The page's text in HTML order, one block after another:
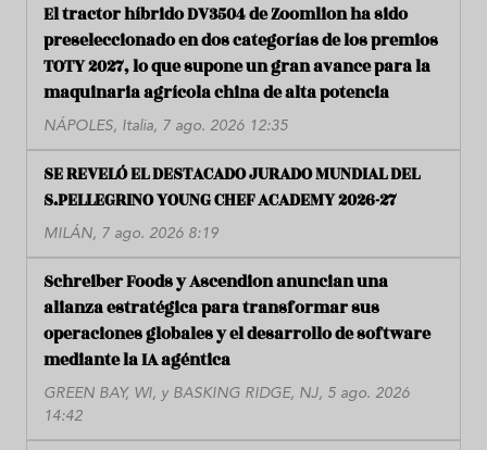
El tractor híbrido DV3504 de Zoomlion ha sido
preseleccionado en dos categorías de los premios
TOTY 2027, lo que supone un gran avance para la
maquinaria agrícola china de alta potencia
NÁPOLES, Italia, 7 ago. 2026 12:35
SE REVELÓ EL DESTACADO JURADO MUNDIAL DEL
S.PELLEGRINO YOUNG CHEF ACADEMY 2026-27
MILÁN, 7 ago. 2026 8:19
Schreiber Foods y Ascendion anuncian una
alianza estratégica para transformar sus
operaciones globales y el desarrollo de software
mediante la IA agéntica
GREEN BAY, WI, y BASKING RIDGE, NJ, 5 ago. 2026
14:42